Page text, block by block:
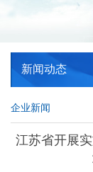
江苏省开展
新闻动态
企业新闻